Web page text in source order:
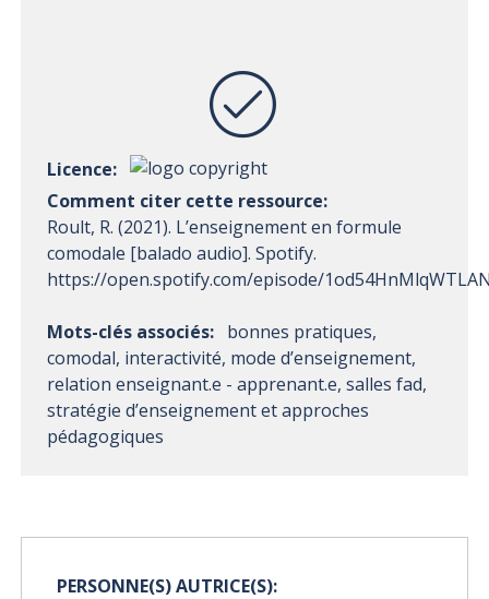
Licence:
Comment citer cette ressource:
Roult, R. (2021). L’enseignement en formule
comodale [balado audio]. Spotify.
https://open.spotify.com/episode/
Mots-clés associés: bonnes pratiques,
comodal, interactivité, mode d’enseignement,
relation enseignant.e - apprenant.e, salles fad,
stratégie d’enseignement et approches
pédagogiques
PERSONNE(S) AUTRICE(S):